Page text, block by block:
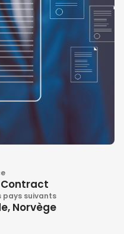
Contract
pays suivants
Norvège